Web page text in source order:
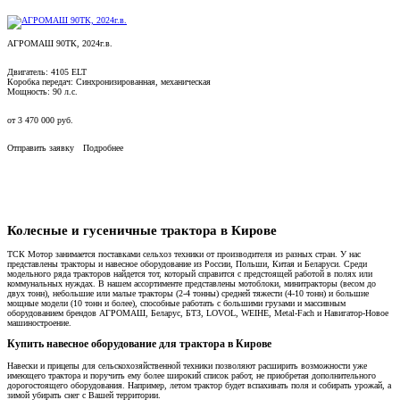
АГРОМАШ 90ТК, 2024г.в.
Коробка передач: Синхронизированная, механическая
Мощность: 90 л.с.
ТСК Мотор занимается поставками сельхоз техники от производителя из разных стран. У нас
представлены тракторы и навесное оборудование из России, Польши, Китая и Беларуси. Среди
модельного ряда тракторов найдется тот, который справится с предстоящей работой в полях или
коммунальных нуждах. В нашем ассортименте представлены мотоблоки, минитракторы (весом до
двух тонн), небольшие или малые тракторы (2-4 тонны) средней тяжести (4-10 тонн) и большие
мощные модели (10 тонн и более), способные работать с большими грузами и массивным
оборудованием брендов АГРОМАШ, Беларус, БТЗ, LOVOL, WEIHE, Metal-Fach и Навигатор-Новое
машиностроение.
Купить навесное оборудование для трактора в Кирове
Навески и прицепы для сельскохозяйственной техники позволяют расширить возможности уже
имеющего трактора и поручить ему более широкий список работ, не приобретая дополнительного
дорогостоящего оборудования. Например, летом трактор будет вспахивать поля и собирать урожай, а
зимой убирать снег с Вашей территории.